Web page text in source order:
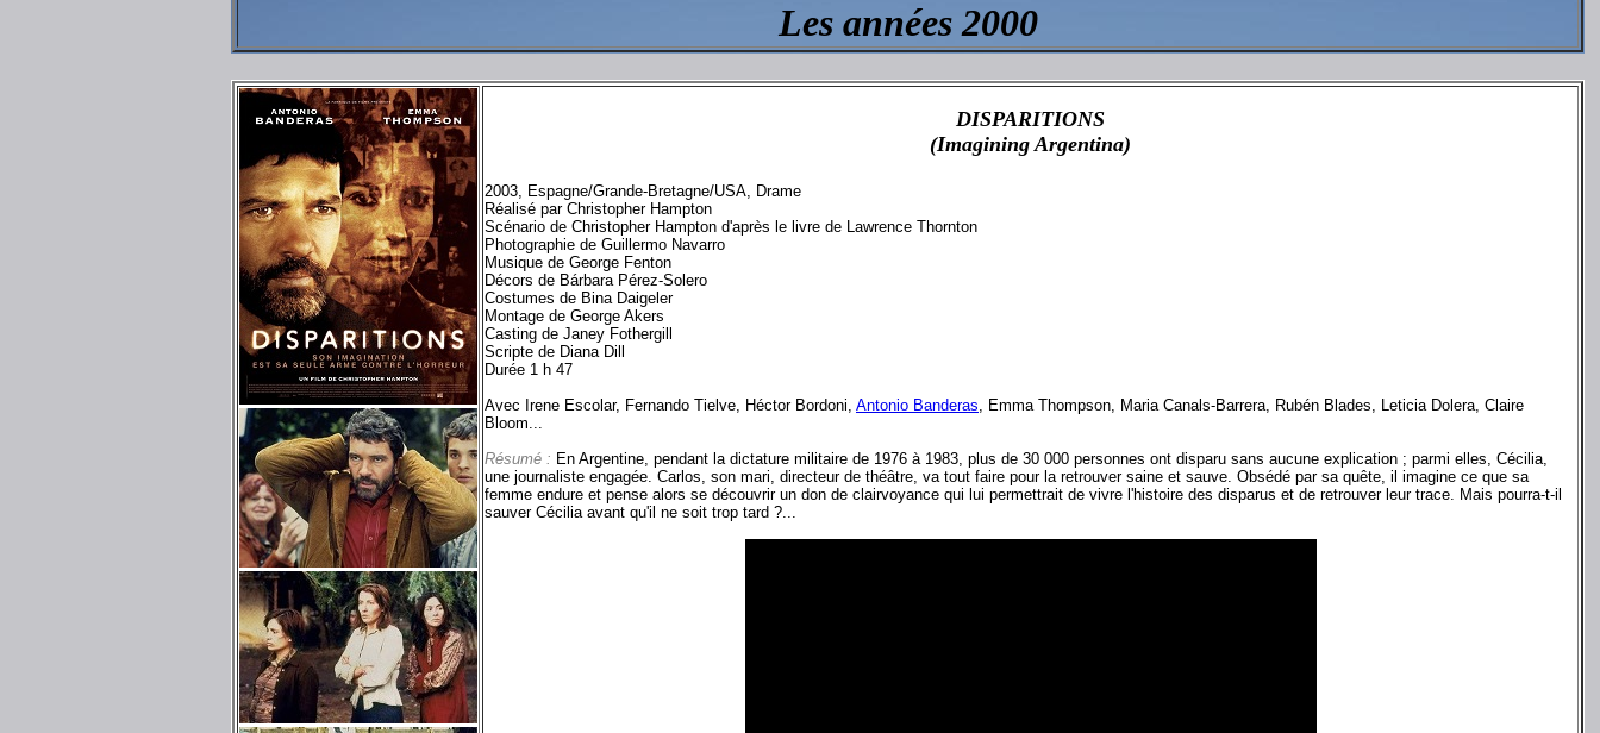
Les années 2000
DISPARITIONS
(Imagining Argentina)
2003, Espagne/Grande-Bretagne/USA, Drame
Réalisé par Christopher Hampton
Scénario de Christopher Hampton d'après le livre de Lawrence Thornton
Photographie de Guillermo Navarro
Musique de George Fenton
Décors de Bárbara Pérez-Solero
Costumes de Bina Daigeler
Montage de George Akers
Casting de Janey Fothergill
Scripte de Diana Dill
Durée 1 h 47
Avec Irene Escolar, Fernando Tielve, Héctor Bordoni, Antonio Banderas, Emma Thompson, Maria Canals-Barrera, Rubén Blades, Leticia Dolera, Claire
Bloom...
Résumé : En Argentine, pendant la dictature militaire de 1976 à 1983, plus de 30 000 personnes ont disparu sans aucune explication ; parmi elles, Cécilia,
une journaliste engagée. Carlos, son mari, directeur de théâtre, va tout faire pour la retrouver saine et sauve. Obsédé par sa quête, il imagine ce que sa
femme endure et pense alors se découvrir un don de clairvoyance qui lui permettrait de vivre l'histoire des disparus et de retrouver leur trace. Mais pourra-t-il
sauver Cécilia avant qu'il ne soit trop tard ?...